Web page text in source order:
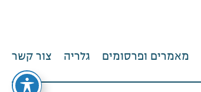
מאמרים ופרסומים גלריה צור קשר